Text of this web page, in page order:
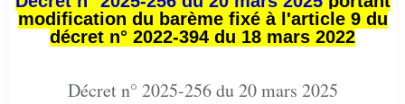
modification du barème fixé à l'article 9 du
décret n° 2022-394 du 18 mars 2022
Décret n° 2025-256 du 20 mars 2025